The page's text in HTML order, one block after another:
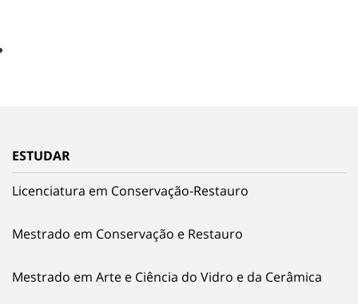
ESTUDAR
Licenciatura em Conservação-Restauro
Mestrado em Conservação e Restauro
Mestrado em Arte e Ciência do Vidro e da Cerâmica